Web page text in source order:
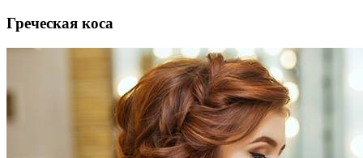
Греческая коса